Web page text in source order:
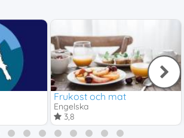
Frukost och mat
Engelska
3,8